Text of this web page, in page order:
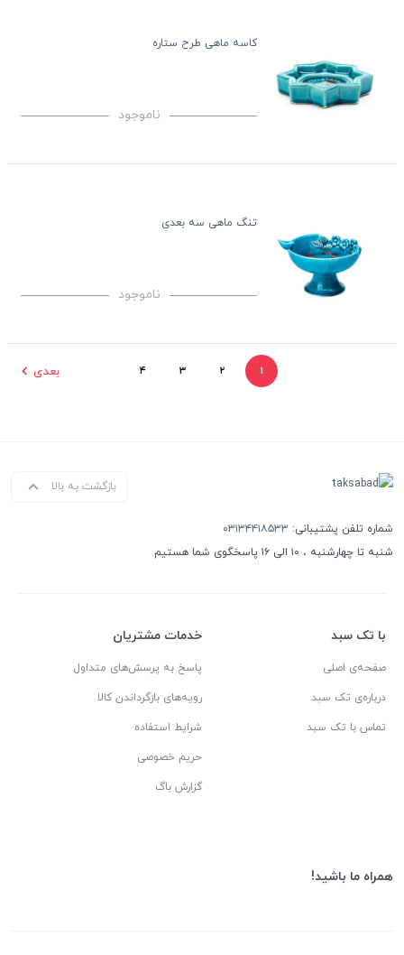
کاسه ماهی طرح ستاره
ناموجود
تنگ ماهی سه بعدی
ناموجود
۱ ۲ ۳ ۴ بعدی
بازگشت به بالا
شماره تلفن پشتیبانی: ۰۳۱۳۴۴۱۸۵۳۳
شنبه تا چهارشنبه ، ۱۰ الی ۱۶ پاسخگوی شما هستیم
با تک سبد
صفحه‌ی اصلی
درباره‌ی تک سبد
تماس با تک سبد
خدمات مشتریان
پاسخ به پرسش‌های متداول
رویه‌های بازگرداندن کالا
شرایط استفاده
حریم خصوصی
گزارش باگ
همراه ما باشید!